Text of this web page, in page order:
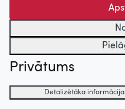
Privātums
Detalizētāka